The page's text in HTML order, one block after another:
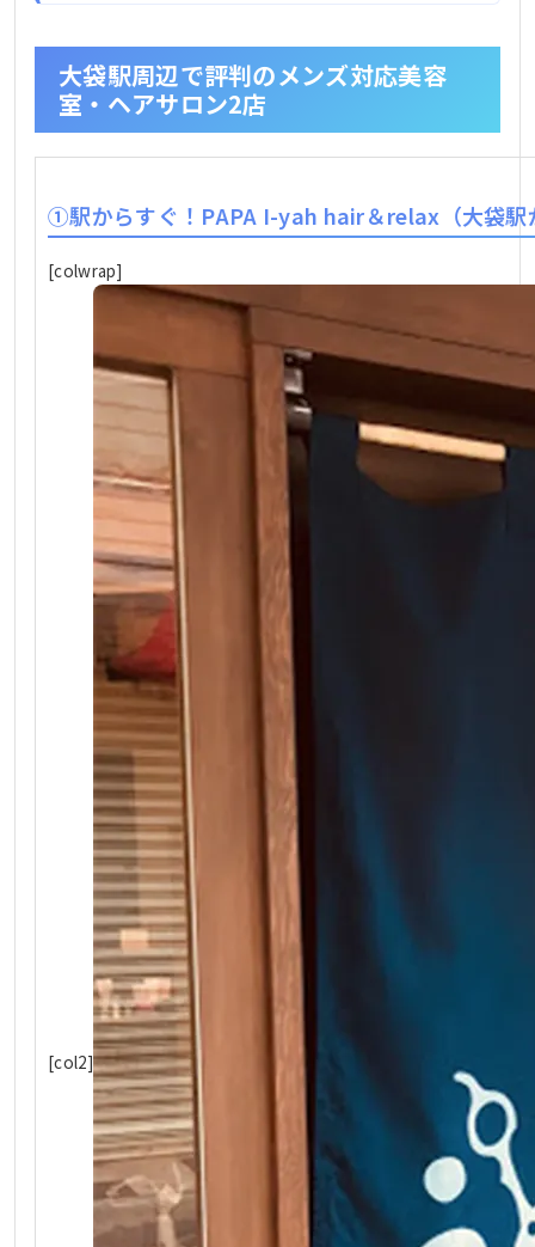
大袋駅周辺で評判のメンズ対応美容
室・ヘアサロン2店
①駅からすぐ！PAPA I-yah hair＆relax（大袋駅
[colwrap]
[col2]